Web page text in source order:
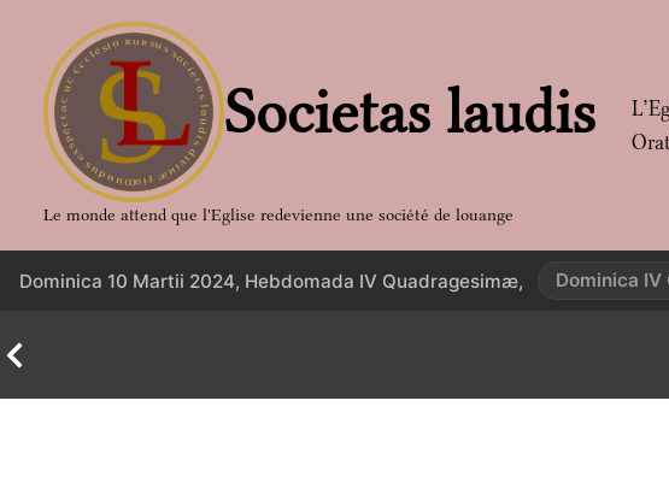
contenu
Societas laudis
Le monde attend que l'Eglise redevienne une société de louange
Dominica 10 Martii 2024, Hebdomada IV Quadragesimæ, Dominica